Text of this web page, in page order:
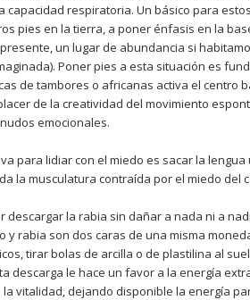
capacidad respiratoria. Un básico para
pies en la tierra, a poner énfasis en la
un lugar de abundancia si
Poner pies a esta situación es
de tambores o africanas activa el centro
de la creatividad del movimiento
emocionales.
para lidiar con el miedo es sacar la
la musculatura contraída por el miedo del
descargar la rabia sin dañar a nada ni a
y rabia son dos caras de una misma
tirar bolas de arcilla o de plastilina al
descarga le hace un favor a la energía
vitalidad, dejando disponible la energía